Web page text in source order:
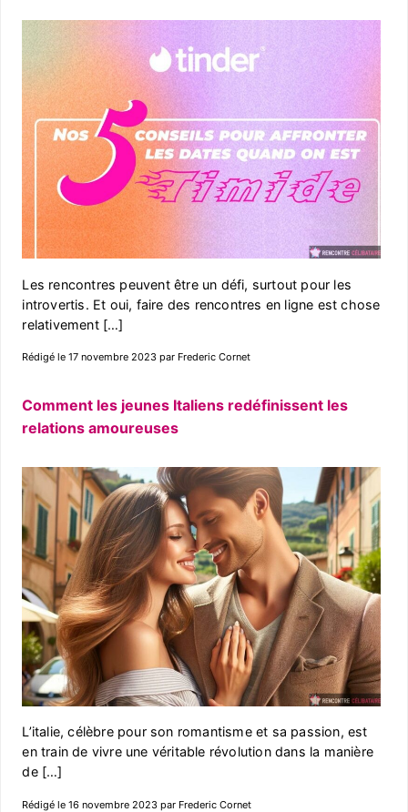
Les rencontres peuvent être un défi, surtout pour les
introvertis. Et oui, faire des rencontres en ligne est chose
relativement […]
Rédigé le 17 novembre 2023 par Frederic Cornet
Comment les jeunes Italiens redéfinissent les
relations amoureuses
L’italie, célèbre pour son romantisme et sa passion, est
en train de vivre une véritable révolution dans la manière
de […]
Rédigé le 16 novembre 2023 par Frederic Cornet